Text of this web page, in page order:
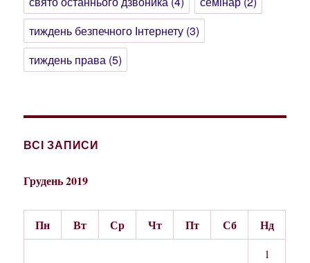
тиждень безпечного Інтернету (3)
тиждень права (5)
ВСІ ЗАПИСИ
Грудень 2019
Пн Вт Ср Чт Пт Сб Нд
1